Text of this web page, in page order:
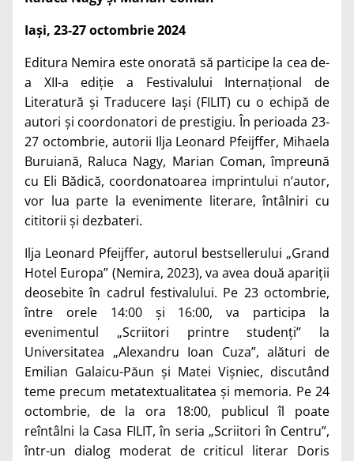
Iași, 23-27 octombrie 2024
Editura Nemira este onorată să participe la cea de-
a XII-a ediție a Festivalului Internațional de
Literatură și Traducere Iași (FILIT) cu o echipă de
autori și coordonatori de prestigiu. În perioada 23-
27 octombrie, autorii Ilja Leonard Pfeijffer, Mihaela
Buruiană, Raluca Nagy, Marian Coman, împreună
cu Eli Bădică, coordonatoarea imprintului n’autor,
vor lua parte la evenimente literare, întâlniri cu
cititorii și dezbateri.
Ilja Leonard Pfeijffer, autorul bestsellerului „Grand
Hotel Europa” (Nemira, 2023), va avea două apariții
deosebite în cadrul festivalului. Pe 23 octombrie,
între orele 14:00 și 16:00, va participa la
evenimentul „Scriitori printre studenți” la
Universitatea „Alexandru Ioan Cuza”, alături de
Emilian Galaicu-Păun și Matei Vișniec, discutând
teme precum metatextualitatea și memoria. Pe 24
octombrie, de la ora 18:00, publicul îl poate
reîntâlni la Casa FILIT, în seria „Scriitori în Centru”,
într-un dialog moderat de criticul literar Doris